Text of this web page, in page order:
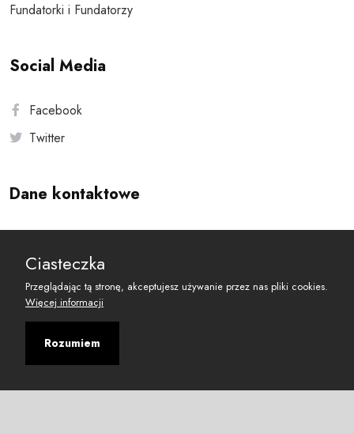
Fundatorki i Fundatorzy
Social Media
Facebook
Twitter
Dane kontaktowe
reset@resetobywatelski.pl
Ciasteczka
Przeglądając tą stronę, akceptujesz używanie przez nas pliki cookies.
Więcej informacji
Rozumiem